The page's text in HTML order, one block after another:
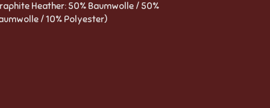
Heather: 50% Baumwolle / 50%
/ 10% Polyester)